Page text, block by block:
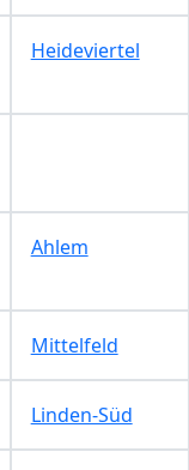
Heideviertel
Ahlem
Mittelfeld
Linden-Süd